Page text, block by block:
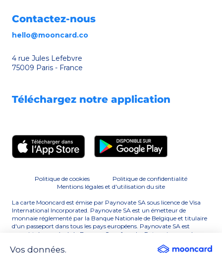
Vos données.
Contactez-nous
hello@mooncard.co
4 rue Jules Lefebvre
75009 Paris - France
Téléchargez notre application
Politique de cookies
Politique de confidentialité
Mentions légales et d'utilisation du site
La carte Mooncard est émise par Paynovate SA sous licence de Visa
International Incorporated. Paynovate SA est un émetteur de
monnaie réglementé par la Banque Nationale de Belgique et titulaire
d'un passeport dans tous les pays européens. Paynovate SA est
enregistrée auprès de la Banque-Carrefour des Entreprises sous le
Visa. Visa et la marque Visa sont des marques déposées de Visa